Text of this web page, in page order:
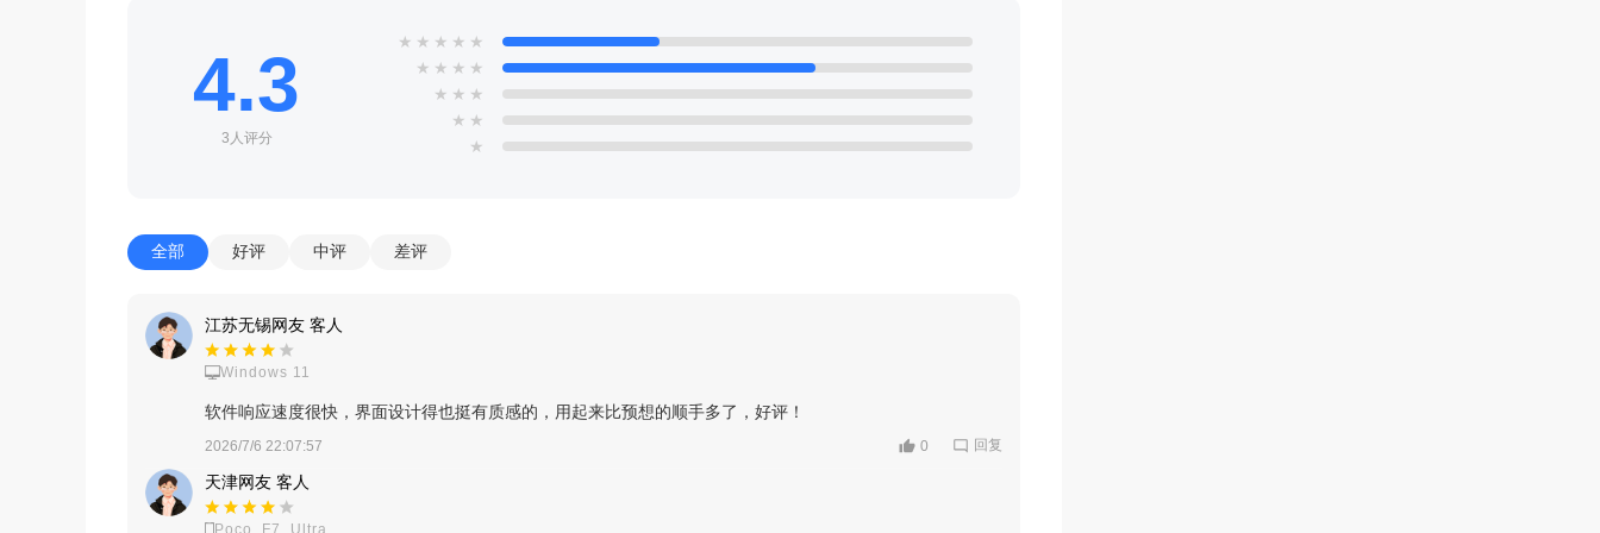
4.3
3人评分
★ ★ ★ ★ ★
★ ★ ★ ★
★ ★ ★
★ ★
★
全部 好评 中评 差评
江苏无锡网友 客人
Windows 11
软件响应速度很快，界面设计得也挺有质感的，用起来比预想的顺手多了，好评！
2026/7/6 22:07:57 0 回复
天津网友 客人
Poco_F7_Ultra